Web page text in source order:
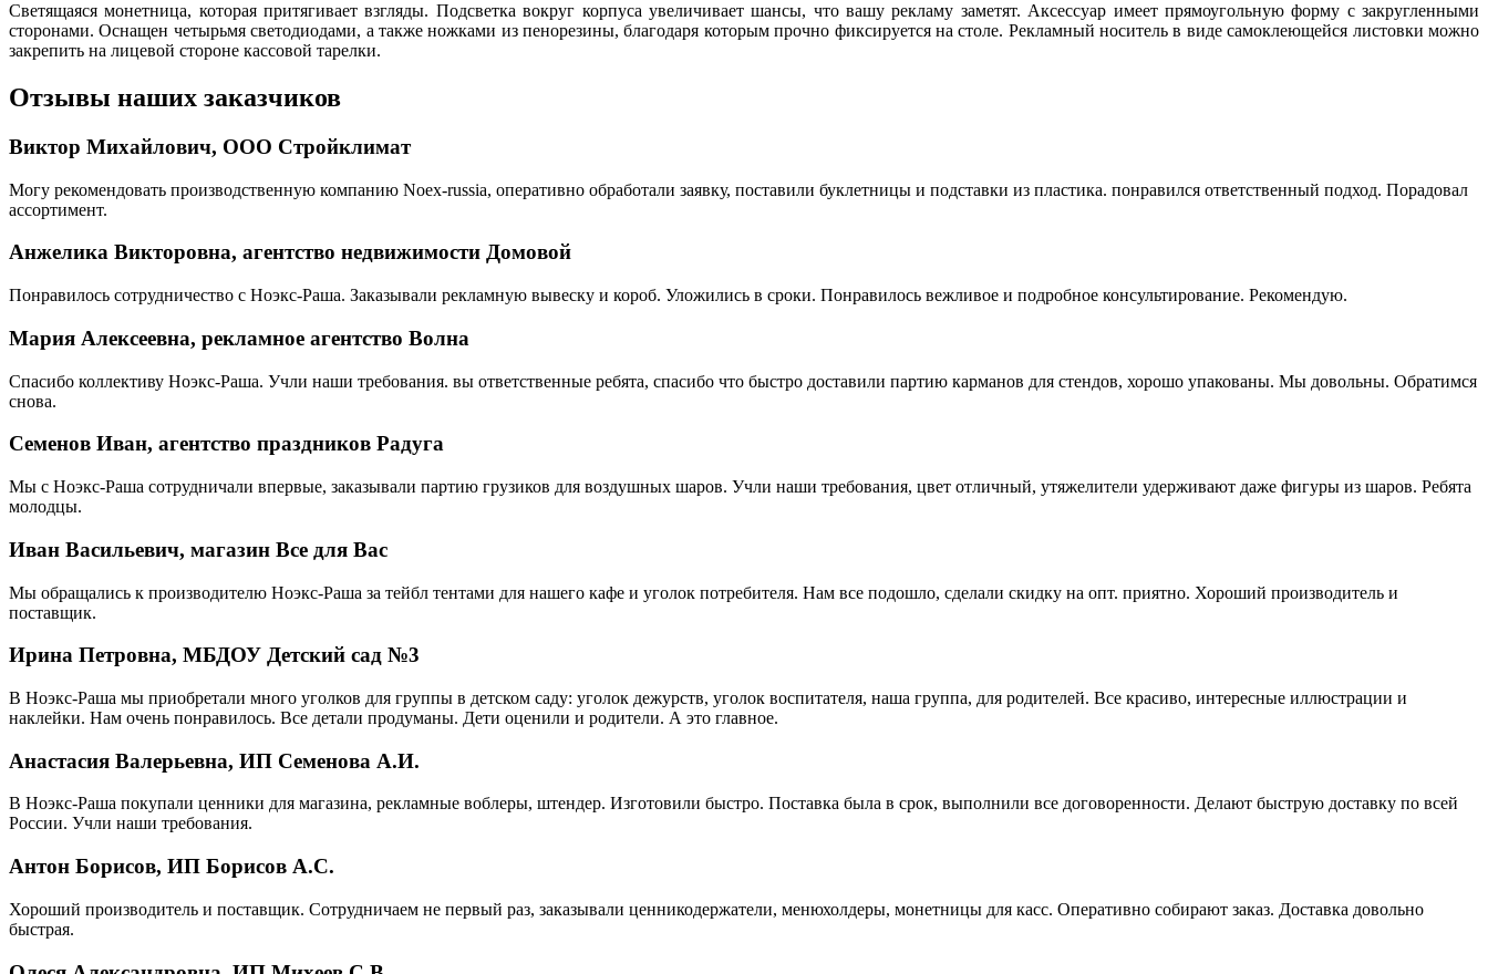
Светящаяся монетница, которая притягивает взгляды. Подсветка вокруг корпуса увеличивает шансы, что вашу рекламу заметят. Аксессуар имеет прямоугольную форму с закругленными
сторонами. Оснащен четырьмя светодиодами, а также ножками из пенорезины, благодаря которым прочно фиксируется на столе. Рекламный носитель в виде самоклеющейся листовки можно
закрепить на лицевой стороне кассовой тарелки.
Отзывы наших заказчиков
Виктор Михайлович, ООО Стройклимат
Могу рекомендовать производственную компанию Noex-russia, оперативно обработали заявку, поставили буклетницы и подставки из пластика. понравился ответственный подход. Порадовал
ассортимент.
Анжелика Викторовна, агентство недвижимости Домовой
Понравилось сотрудничество с Ноэкс-Раша. Заказывали рекламную вывеску и короб. Уложились в сроки. Понравилось вежливое и подробное консультирование. Рекомендую.
Мария Алексеевна, рекламное агентство Волна
Спасибо коллективу Ноэкс-Раша. Учли наши требования. вы ответственные ребята, спасибо что быстро доставили партию карманов для стендов, хорошо упакованы. Мы довольны. Обратимся
снова.
Семенов Иван, агентство праздников Радуга
Мы с Ноэкс-Раша сотрудничали впервые, заказывали партию грузиков для воздушных шаров. Учли наши требования, цвет отличный, утяжелители удерживают даже фигуры из шаров. Ребята
молодцы.
Иван Васильевич, магазин Все для Вас
Мы обращались к производителю Ноэкс-Раша за тейбл тентами для нашего кафе и уголок потребителя. Нам все подошло, сделали скидку на опт. приятно. Хороший производитель и
поставщик.
Ирина Петровна, МБДОУ Детский сад №3
В Ноэкс-Раша мы приобретали много уголков для группы в детском саду: уголок дежурств, уголок воспитателя, наша группа, для родителей. Все красиво, интересные иллюстрации и
наклейки. Нам очень понравилось. Все детали продуманы. Дети оценили и родители. А это главное.
Анастасия Валерьевна, ИП Семенова А.И.
В Ноэкс-Раша покупали ценники для магазина, рекламные воблеры, штендер. Изготовили быстро. Поставка была в срок, выполнили все договоренности. Делают быструю доставку по всей
России. Учли наши требования.
Антон Борисов, ИП Борисов А.С.
Хороший производитель и поставщик. Сотрудничаем не первый раз, заказывали ценникодержатели, менюхолдеры, монетницы для касс. Оперативно собирают заказ. Доставка довольно
быстрая.